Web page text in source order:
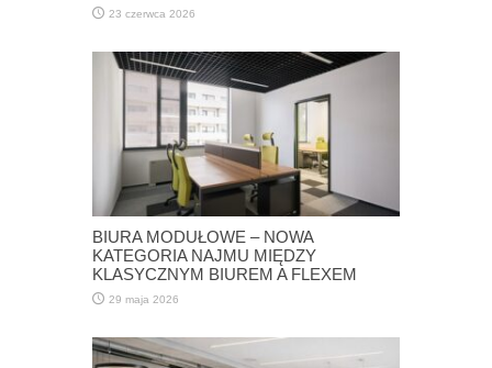
23 czerwca 2026
BIURA MODUŁOWE – NOWA
KATEGORIA NAJMU MIĘDZY
KLASYCZNYM BIUREM A FLEXEM
29 maja 2026